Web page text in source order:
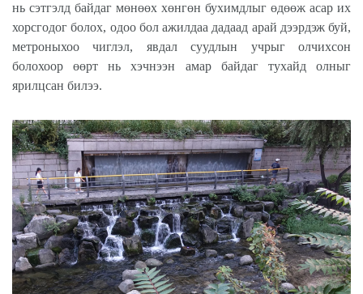
нь сэтгэлд байдаг мөнөөх хөнгөн бухимдлыг өдөөж асар их
хорсгодог болох, одоо бол ажилдаа дадаад арай дээрдэж буй,
метроныхоо чиглэл, явдал суудлын учрыг олчихсон
болохоор өөрт нь хэчнээн амар байдаг тухайд олныг
ярилцсан билээ.